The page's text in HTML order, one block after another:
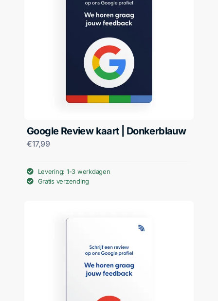
Google Review kaart | Donkerblauw
€17,99
Levering: 1-3 werkdagen
Gratis verzending